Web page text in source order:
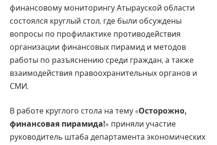
финансовому мониторингу Атырауской области
состоялся круглый стол, где были обсуждены
вопросы по профилактике противодействия
организации финансовых пирамид и методов
работы по разъяснению среди граждан, а также
взаимодействия правоохранительных органов и
СМИ.
В работе круглого стола на тему «Осторожно,
финансовая пирамида!» приняли участие
руководитель штаба департамента экономических